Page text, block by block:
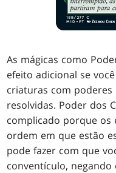
As mágicas como
efeito adicional se
criaturas com
resolvidas. Poder dos
complicado porque os
ordem em que estão
pode fazer com que
conventículo,